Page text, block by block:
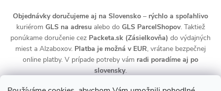
Objednávky doručujeme aj na Slovensko – rýchlo a spoľahlivo
kuriérom GLS na adresualebo do GLS ParcelShopov. Taktiež
ponúkame doručenie cez Packeta.sk (Zásielkovňa) do výdajných
miest a Alzaboxov. Platba je možná v EUR, vrátane bezpečnej
online platby. V prípade potreby vám radi poradíme aj po
slovensky.